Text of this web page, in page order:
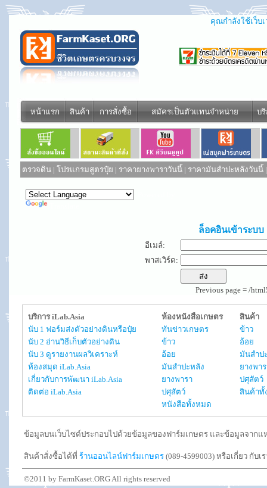
คุณกำลังใช้เว็บ
หน้าแรก สินค้า การสั่งซื้อ สมัครเป็นตัวแทนจำหน่าย บ
ตรวจดิน | โปรแกรมสูตรปุ๋ย | ราคายางพาราวันนี้ | ราคามันสำปะหลังวันนี้
ล็อคอินเข้าระบบ
อีเมล์:
พาสเวิร์ด:
Previous page = /
บริการ iLab.Asia
นับ 1 ฟอร์มส่งตัวอย่างดินหรือปุ๋ย
นับ 2 อ่านวิธีเก็บตัวอย่างดิน
นับ 3 ดูรายงานผลวิเคราะห์
ห้องสมุด iLab.Asia
เกี่ยวกับการพัฒนา iLab.Asia
ติดต่อ iLab.Asia
ห้องหนังสือเกษตร
ทันข่าวเกษตร
ข้าว
อ้อย
มันสำปะหลัง
ยางพารา
ปศุสัตว์
หนังสือทั้งหมด
สินค้า
ข้าว
อ้อย
มันสำป
ยางพา
ปศุสัตว์
สินค้าทั้
ข้อมูลบนเว็บไซต์ประกอบไปด้วยข้อมูลของฟาร์มเกษตร และข้อมูลจาก
สินค้าสั่งซื้อได้ที่ ร้านออนไลน์ฟาร์มเกษตร (089-4599003) หรือเกี่ยว กับเ
©2011 by FarmKaset.ORG All rights reserved